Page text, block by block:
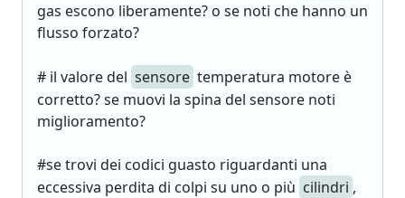
gas escono liberamente? o se noti che hanno un
flusso forzato?
# il valore del sensore temperatura motore è
corretto? se muovi la spina del sensore noti
miglioramento?
#se trovi dei codici guasto riguardanti una
eccessiva perdita di colpi su uno o più cilindri ,